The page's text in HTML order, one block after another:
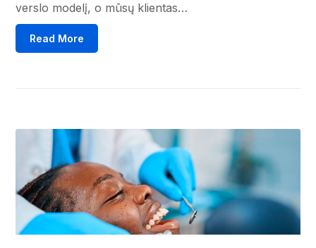
verslo modelį, o mūsų klientas…
Read More